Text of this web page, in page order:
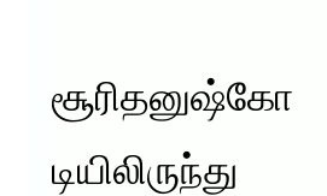
சூரிதனுஷ்கோ
டியிலிருந்து